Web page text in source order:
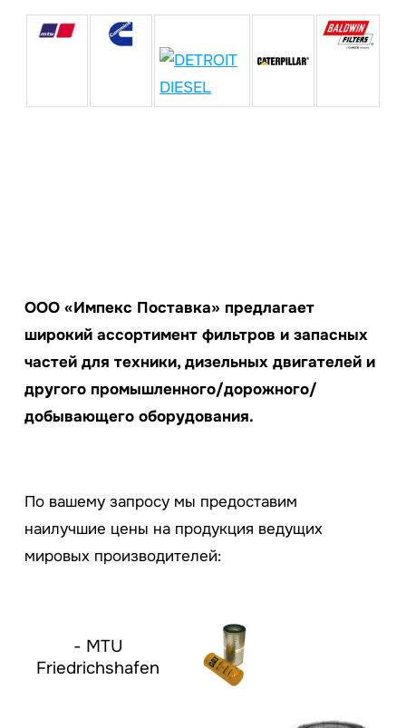
ООО «Импекс Поставка» предлагает
широкий ассортимент фильтров и запасных
частей для техники, дизельных двигателей и
другого промышленного/дорожного/
добывающего оборудования.
По вашему запросу мы предоставим
наилучшие цены на продукция ведущих
мировых производителей:
- MTU
Friedrichshafen